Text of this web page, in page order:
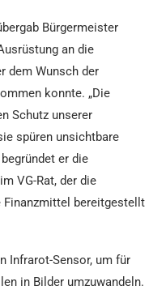
Bürgermeister
an die
dem Wunsch der
konnte. „Die
Schutz unserer
spüren unsichtbare
er die
VG-Rat, der die
Finanzmittel bereitgestellt
Infrarot-Sensor, um für
in Bilder umzuwandeln.